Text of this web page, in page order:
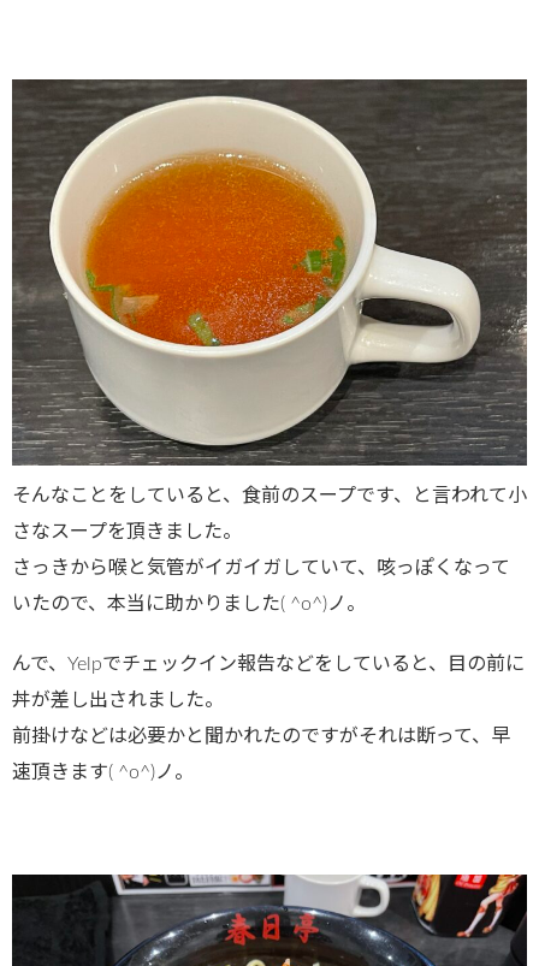
そんなことをしていると、食前のスープです、と言われて小
さなスープを頂きました。
さっきから喉と気管がイガイガしていて、咳っぽくなって
いたので、本当に助かりました( ^o^)ノ。
んで、Yelpでチェックイン報告などをしていると、目の前に
丼が差し出されました。
前掛けなどは必要かと聞かれたのですがそれは断って、早
速頂きます( ^o^)ノ。